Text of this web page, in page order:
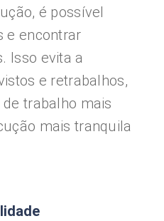
é possível
e encontrar
Isso evita a
e retrabalhos,
trabalho mais
mais tranquila